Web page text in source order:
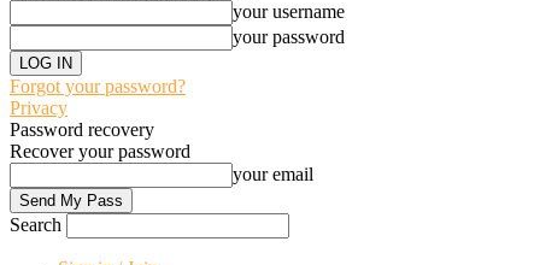
your username
your password
Forgot your password?
Privacy
Password recovery
Recover your password
your email
Search